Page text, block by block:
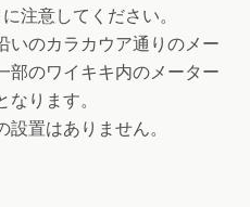
注意してください。
いのカラカウア通りのメー
部のワイキキ内のメーター
ります。
置はありません。